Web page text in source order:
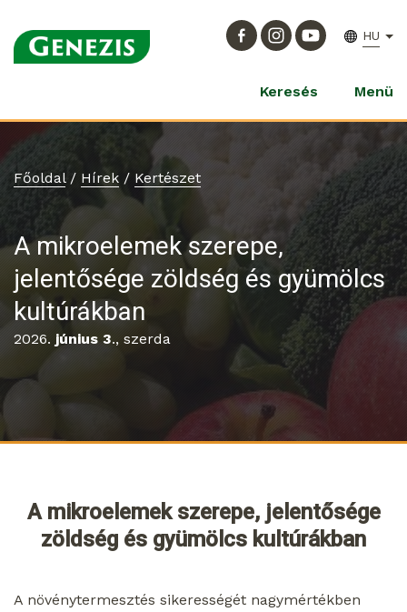
HU
Keresés Menü
Főoldal/ Hírek / Kertészet
A mikroelemek szerepe,
jelentősége zöldség és gyümölcs
kultúrákban
2026. június 3., szerda
A mikroelemek szerepe, jelentősége
zöldség és gyümölcs kultúrákban
A növénytermesztés sikerességét nagymértékben